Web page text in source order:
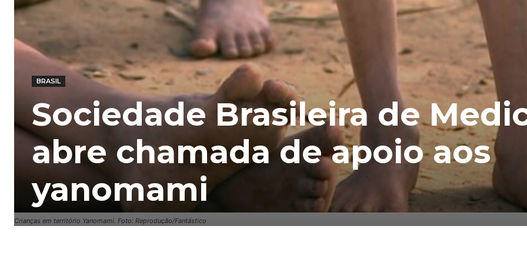
Crianças em território Yanomami. Foto: Reprodução/Fantástico
BRASIL
Sociedade Brasileira de
abre chamada de apoio aos
yanomami